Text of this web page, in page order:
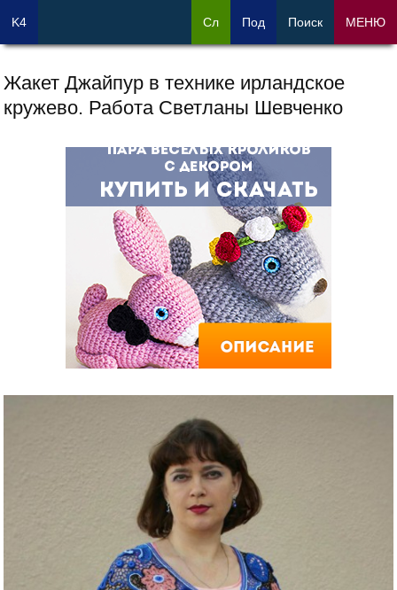
Жакет Джайпур в технике ирландское
кружево. Работа Светланы Шевченко
K4 Сл Под Поиск МЕНЮ